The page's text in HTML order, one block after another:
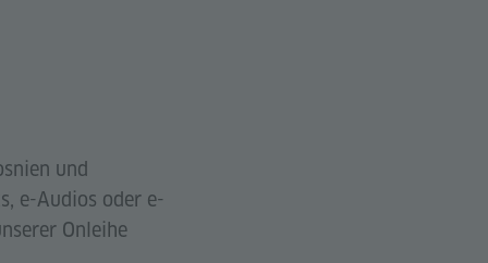
und
e-Audios oder e-
Onleihe